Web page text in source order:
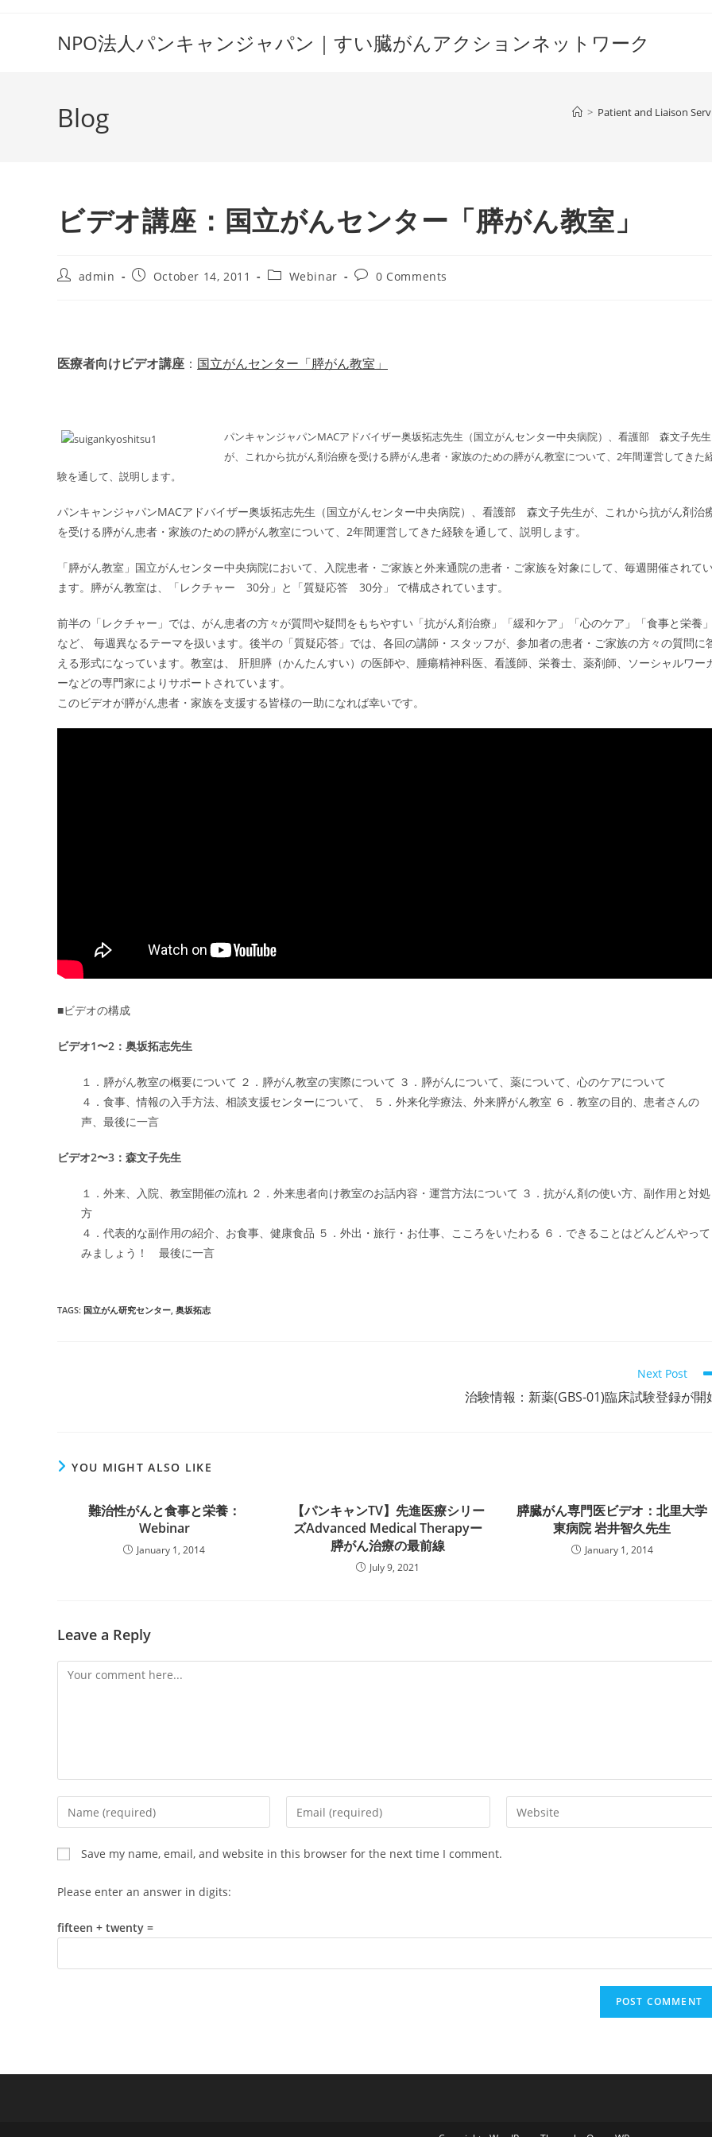
NPO法人パンキャンジャパン｜すい臓がんアクションネットワーク
Blog > Patient and Liaison
ビデオ講座：国立がんセンター「膵がん教室」
Postadmin
PostOctober 14, 2011
PostWebinar
Post0 Comments
医療者向けビデオ講座 ： 国立がんセンター「膵がん教室」
パンキャンジャパンMACアドバイザー奥坂拓志先生（国立がんセンター中央病院）、看護部 森文子先生
が、これから抗がん剤治療を受ける膵がん患者・家族のための膵がん教室について、2年間運営してきた
験を通して、説明します。
パンキャンジャパンMACアドバイザー奥坂拓志先生（国立がんセンター中央病院）、看護部 森文子先生が、これから抗がん剤治
を受ける膵がん患者・家族のための膵がん教室について、2年間運営してきた経験を通して、説明します。
「膵がん教室」国立がんセンター中央病院において、入院患者・ご家族と外来通院の患者・ご家族を対象にして、毎週開催されて
ます。膵がん教室は、「レクチャー 30分」と「質疑応答 30分」 で構成されています。
前半の「レクチャー」では、がん患者の方々が質問や疑問をもちやすい「抗がん剤治療」「緩和ケア」「心のケア」「食事と栄養
など、 毎週異なるテーマを扱います。後半の「質疑応答」では、各回の講師・スタッフが、参加者の患者・ご家族の方々の質問に
える形式になっています。教室は、 肝胆膵（かんたんすい）の医師や、腫瘍精神科医、看護師、栄養士、薬剤師、ソーシャルワー
ーなどの専門家によりサポートされています。
このビデオが膵がん患者・家族を支援する皆様の一助になれば幸いです。
■ビデオの構成
ビデオ1〜2：奥坂拓志先生
１．膵がん教室の概要について ２．膵がん教室の実際について ３．膵がんについて、薬について、心のケアについて
４．食事、情報の入手方法、相談支援センターについて、 ５．外来化学療法、外来膵がん教室 ６．教室の目的、患者さんの
声、最後に一言
ビデオ2〜3：森文子先生
１．外来、入院、教室開催の流れ ２．外来患者向け教室のお話内容・運営方法について ３．抗がん剤の使い方、副作用と対処
方
４．代表的な副作用の紹介、お食事、健康食品 ５．外出・旅行・お仕事、こころをいたわる ６．できることはどんどんやって
みましょう！ 最後に一言
TAGS: 国立がん研究センター, 奥坂拓志
Next Post
治験情報：新薬(GBS-01)臨床試験登録が開
YOU MIGHT ALSO LIKE
難治性がんと食事と栄養：
Webinar
January 1, 2014
【パンキャンTV】先進医療シリー
ズAdvanced Medical Therapyー
膵がん治療の最前線
July 9, 2021
膵臓がん専門医ビデオ：北里大学
東病院 岩井智久先生
January 1, 2014
Leave a Reply
Comment
Enter
your
name
or
username
comment
Enter
your
Enter
your
Save my name, email, and website in this browser for the next time I comment.
Please enter an answer in digits:
fifteen + twenty =